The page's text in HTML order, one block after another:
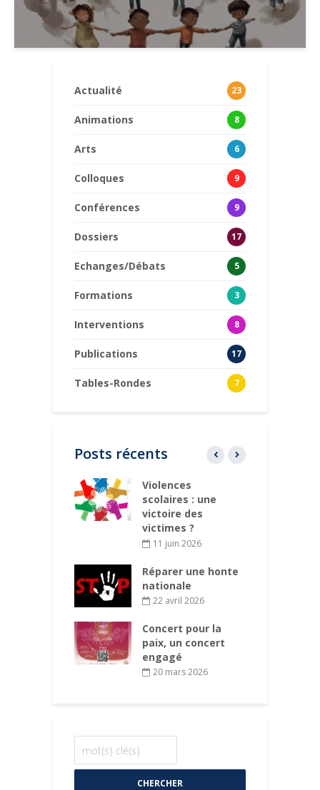
Actualité 23
Animations 8
Arts 6
Colloques 9
Conférences 9
Dossiers 17
Echanges/Débats 5
Formations 3
Interventions 8
Publications 17
Tables-Rondes 7
Posts récents
Violences
scolaires : une
victoire des
victimes ?
11 juin 2026
Réparer une honte
nationale
22 avril 2026
Concert pour la
paix, un concert
engagé
20 mars 2026
CHERCHER